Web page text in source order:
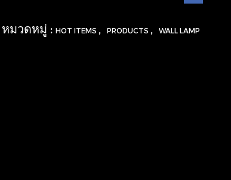
หมวดหมู่ : HOT ITEMS PRODUCTS WALL LAMP